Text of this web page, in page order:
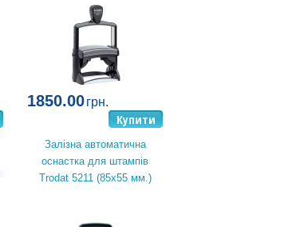
1850.00грн.
Купити
Залізна автоматична
оснастка для штампів
Trodat 5211 (85х55 мм.)